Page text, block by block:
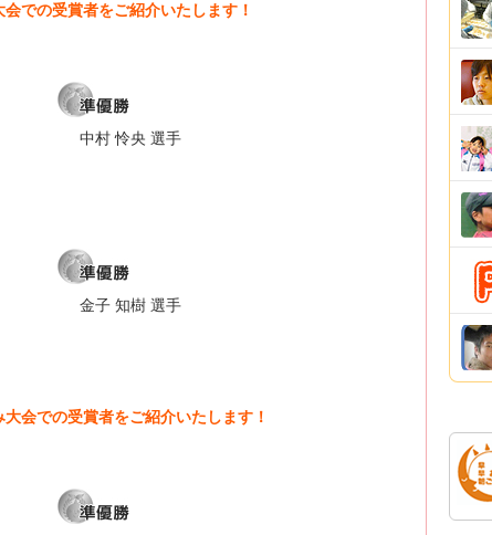
での受賞者をご紹介いたします！
中村 怜央 選手
金子 知樹 選手
会での受賞者をご紹介いたします！